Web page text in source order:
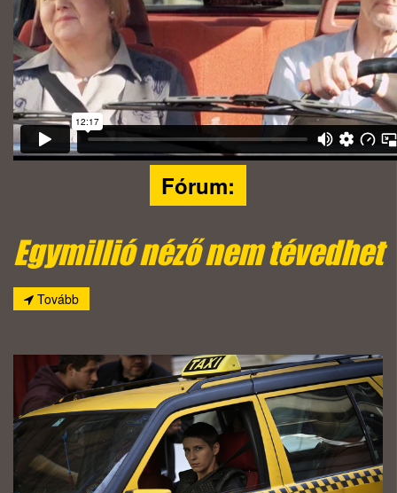
Fórum:
Egymillió néző nem tévedhet
Tovább